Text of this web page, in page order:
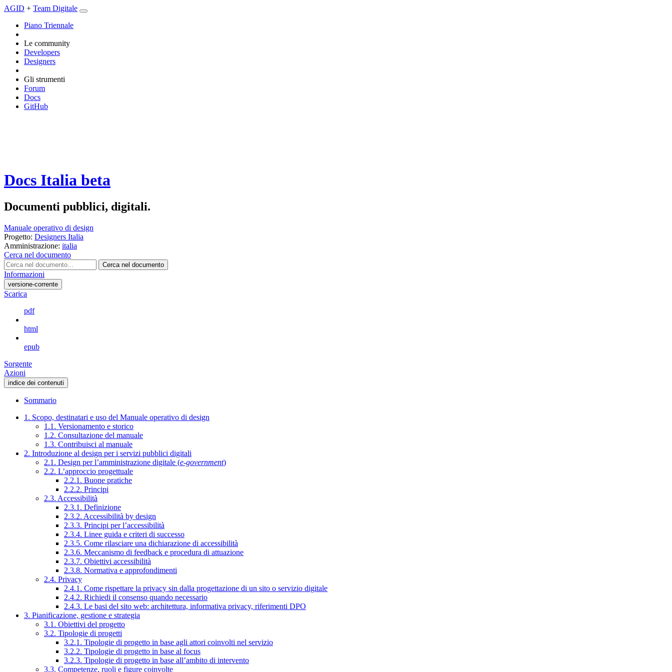
AGID + Team Digitale
Piano Triennale
Le community
Developers
Designers
Gli strumenti
Forum
Docs
GitHub
Docs Italia beta
Documenti pubblici, digitali.
Manuale operativo di design
Progetto: Designers Italia
Amministrazione: italia
Cerca nel documento
Cerca nel documento
Informazioni
versione-corrente
Scarica
pdf
html
epub
Sorgente
Azioni
indice dei contenuti
Sommario
1. Scopo, destinatari e uso del Manuale operativo di design
1.1. Versionamento e storico
1.2. Consultazione del manuale
1.3. Contribuisci al manuale
2. Introduzione al design per i servizi pubblici digitali
2.1. Design per l’amministrazione digitale (e-government)
2.2. L’approccio progettuale
2.2.1. Buone pratiche
2.2.2. Principi
2.3. Accessibilità
2.3.1. Definizione
2.3.2. Accessibilità by design
2.3.3. Principi per l’accessibilità
2.3.4. Linee guida e criteri di successo
2.3.5. Come rilasciare una dichiarazione di accessibilità
2.3.6. Meccanismo di feedback e procedura di attuazione
2.3.7. Obiettivi accessibilità
2.3.8. Normativa e approfondimenti
2.4. Privacy
2.4.1. Come rispettare la privacy sin dalla progettazione di un sito o servizio digitale
2.4.2. Richiedi il consenso quando necessario
2.4.3. Le basi del sito web: architettura, informativa privacy, riferimenti DPO
3. Pianificazione, gestione e strategia
3.1. Obiettivi del progetto
3.2. Tipologie di progetti
3.2.1. Tipologie di progetto in base agli attori coinvolti nel servizio
3.2.2. Tipologie di progetto in base al focus
3.2.3. Tipologie di progetto in base all’ambito di intervento
3.3. Competenze, ruoli e figure coinvolte